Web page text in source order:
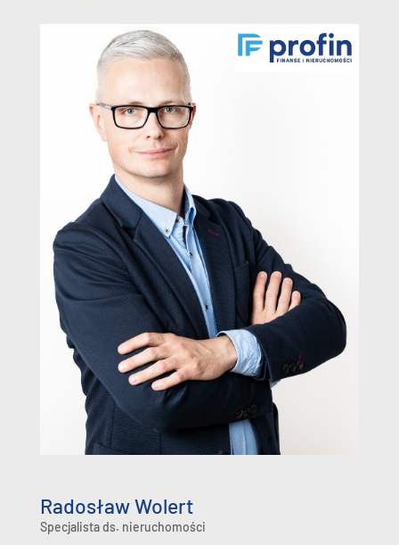
Radosław Wolert
Specjalista ds. nieruchomości